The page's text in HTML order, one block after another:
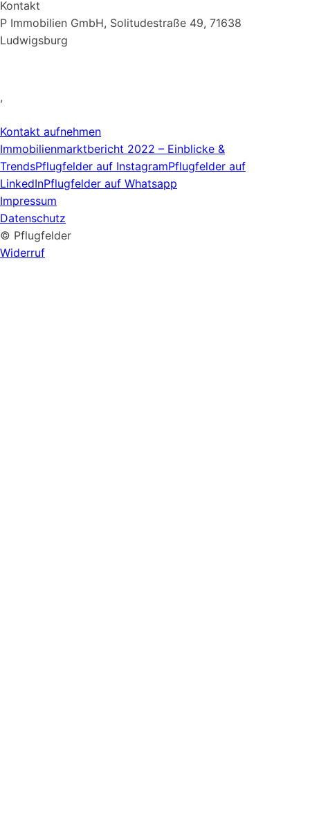
Kontakt
P Immobilien GmbH, Solitudestraße 49, 71638
Ludwigsburg
,
Kontakt aufnehmen
Immobilienmarktbericht 2022 – Einblicke &
TrendsPflugfelder auf InstagramPflugfelder auf
LinkedInPflugfelder auf Whatsapp
Impressum
Datenschutz
© Pflugfelder
Widerruf